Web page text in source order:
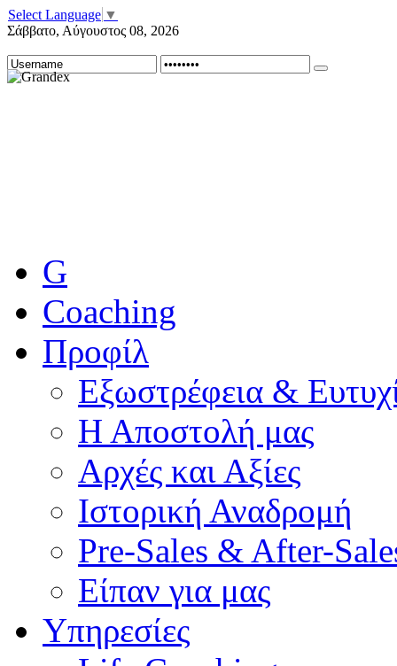
Select Language ▼
Σάββατο, Αύγουστος 08, 2026
G
Coaching
Προφίλ
Εξωστρέφεια &
Η Αποστολή μας
Αρχές και Αξίες
Ιστορική Αναδρομή
Pre-Sales & After-
Είπαν για μας
Υπηρεσίες